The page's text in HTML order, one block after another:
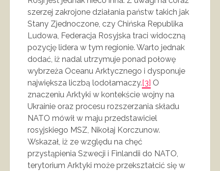
szerzej zakrojone działania państw takich jak
Stany Zjednoczone, czy Chińska Republika
Ludowa, Federacja Rosyjska traci widoczną
pozycję lidera w tym regionie. Warto jednak
dodać, iż nadal utrzymuje ponad połowę
wybrzeża Oceanu Arktycznego i dysponuje
największa liczbą lodołamaczy. [3] O
znaczeniu Arktyki w kontekście wojny na
Ukrainie oraz procesu rozszerzania składu
NATO mówił w maju przedstawiciel
rosyjskiego MSZ, Nikołaj Korczunow.
Wskazał, iż ze względu na chęć
przystąpienia Szwecji i Finlandii do NATO,
terytorium Arktyki może przekształcić się w